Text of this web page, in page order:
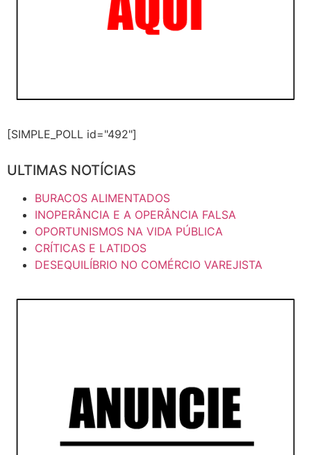
[SIMPLE_POLL id="492"]
ULTIMAS NOTÍCIAS
BURACOS ALIMENTADOS
INOPERÂNCIA E A OPERÂNCIA FALSA
OPORTUNISMOS NA VIDA PÚBLICA
CRÍTICAS E LATIDOS
DESEQUILÍBRIO NO COMÉRCIO VAREJISTA